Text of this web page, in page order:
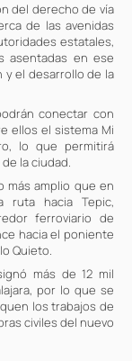
del derecho de vía
de las avenidas
estatales,
asentadas en ese
el desarrollo de la
conectar con
ellos el sistema Mi
lo que permitirá
la ciudad.
más amplio que en
ruta hacia Tepic,
ferroviario de
hacia el poniente
Quieto.
más de 12 mil
por lo que se
los trabajos de
civiles del nuevo